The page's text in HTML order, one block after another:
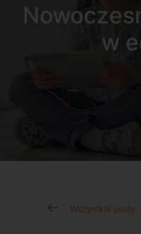
w
Wszystkie posty